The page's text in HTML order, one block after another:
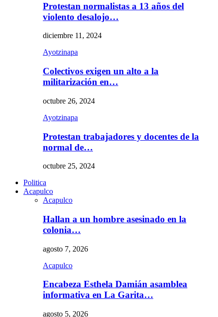
Protestan normalistas a 13 años del
violento desalojo…
diciembre 11, 2024
Ayotzinapa
Colectivos exigen un alto a la
militarización en…
octubre 26, 2024
Ayotzinapa
Protestan trabajadores y docentes de la
normal de…
octubre 25, 2024
Politica
Acapulco
Acapulco
Hallan a un hombre asesinado en la
colonia…
agosto 7, 2026
Acapulco
Encabeza Esthela Damián asamblea
informativa en La Garita…
agosto 5, 2026